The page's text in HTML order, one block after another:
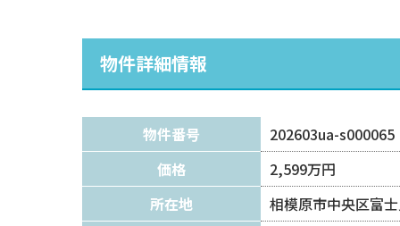
物件詳細情報
物件番号
202603ua-s000065
価格
2,599万円
所在地
相模原市中央区富